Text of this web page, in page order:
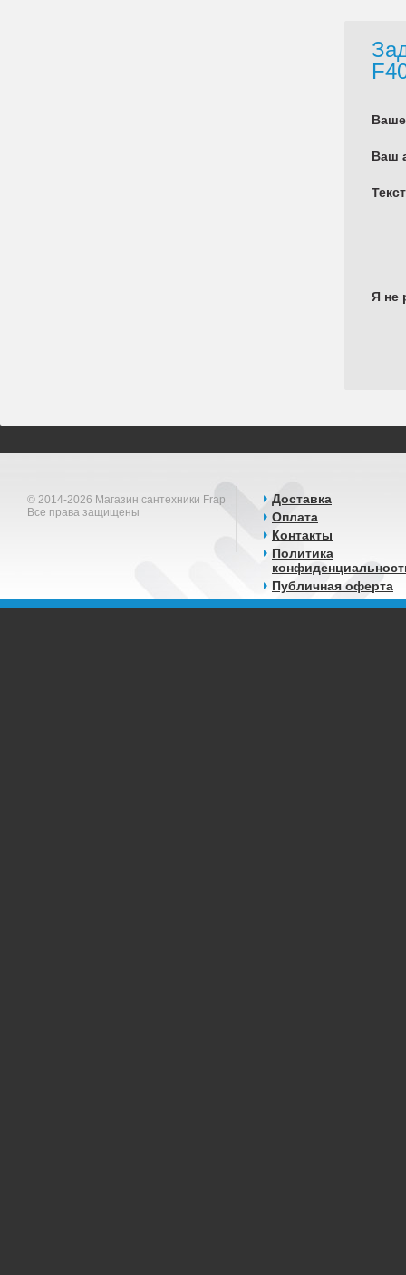
Ваш
Я не
© 2014-2026 Магазин сантехники Frap
Все права защищены
Доставка
Оплата
Контакты
Политика
Публичная оферта